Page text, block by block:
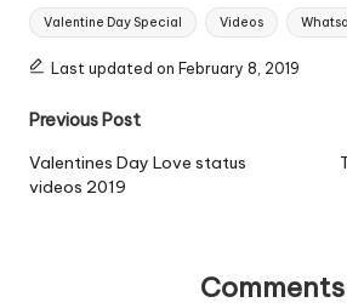
Tags:
Valentine Day Special Videos
Last updated on February 8, 2019
Post
navigation
Previous Post
Valentines Day Love status
videos 2019
Comments